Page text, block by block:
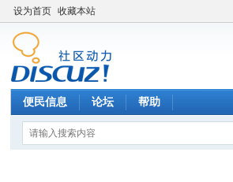
设为首页 收藏本站
便民信息 论坛 帮助